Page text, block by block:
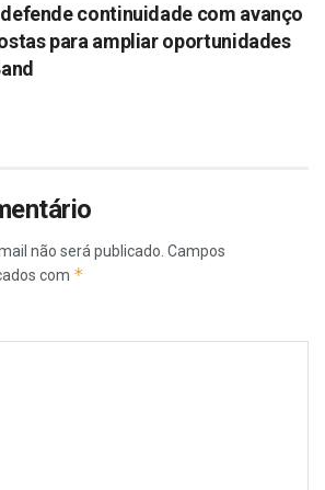
continuidade com avanço
para ampliar oportunidades
não será publicado. Campos
com *